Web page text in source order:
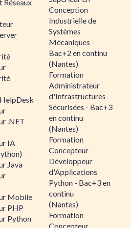
Réseaux
.NET
IA
Java
Mobile
PHP
Python
Conception
Industrielle de
Systèmes
Mécaniques -
Bac+2 en continu
(Nantes)
Formation
Administrateur
d'Infrastructures
Sécurisées - Bac+3
en continu
(Nantes)
Formation
Concepteur
Développeur
d'Applications
Python - Bac+3 en
continu
(Nantes)
Formation
Concepteur